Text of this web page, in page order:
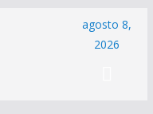
agosto 8,
2026